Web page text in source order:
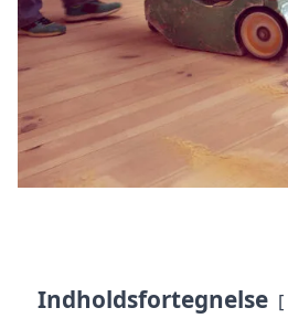
Indholdsfortegnelse